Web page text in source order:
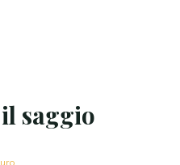
saggio